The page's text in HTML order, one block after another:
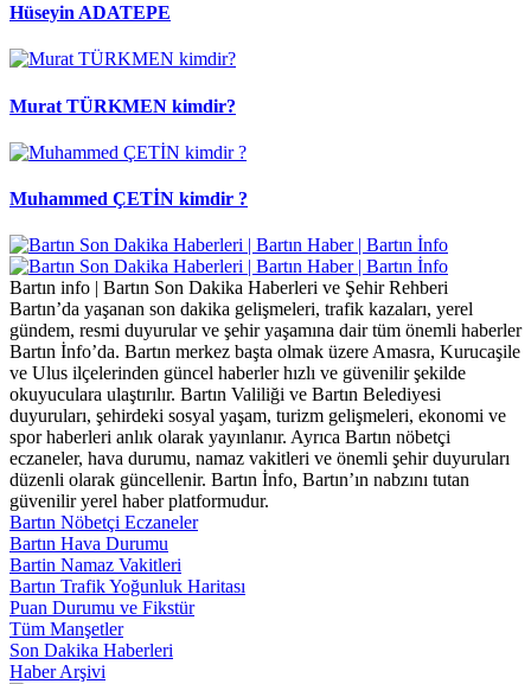
Hüseyin ADATEPE
Murat TÜRKMEN kimdir?
Muhammed ÇETİN kimdir ?
Bartın info | Bartın Son Dakika Haberleri ve Şehir Rehberi
Bartın’da yaşanan son dakika gelişmeleri, trafik kazaları, yerel
gündem, resmi duyurular ve şehir yaşamına dair tüm önemli haberler
Bartın İnfo’da. Bartın merkez başta olmak üzere Amasra, Kurucaşile
ve Ulus ilçelerinden güncel haberler hızlı ve güvenilir şekilde
okuyuculara ulaştırılır. Bartın Valiliği ve Bartın Belediyesi
duyuruları, şehirdeki sosyal yaşam, turizm gelişmeleri, ekonomi ve
spor haberleri anlık olarak yayınlanır. Ayrıca Bartın nöbetçi
eczaneler, hava durumu, namaz vakitleri ve önemli şehir duyuruları
düzenli olarak güncellenir. Bartın İnfo, Bartın’ın nabzını tutan
güvenilir yerel haber platformudur.
Bartın Nöbetçi Eczaneler
Bartın Hava Durumu
Bartin Namaz Vakitleri
Bartın Trafik Yoğunluk Haritası
Puan Durumu ve Fikstür
Tüm Manşetler
Son Dakika Haberleri
Haber Arşivi